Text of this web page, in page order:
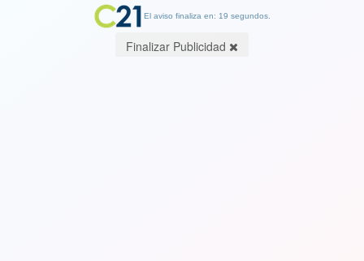
El aviso finaliza en: 19 segundos.
Finalizar Publicidad